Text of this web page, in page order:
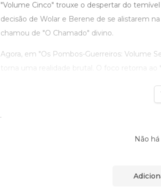
"Volume Cinco" trouxe o despertar do
decisão de Wolar e Berene de se alistarem
chamou de "O Chamado" divino.
Agora, em "Os Pombos-Guerreiros: Volume
torna uma realidade brutal. O foco retorna ao
Não